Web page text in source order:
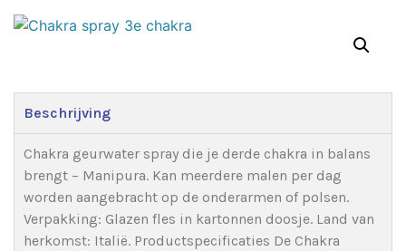
Beschrijving
Chakra geurwater spray die je derde chakra in balans
brengt – Manipura. Kan meerdere malen per dag
worden aangebracht op de onderarmen of polsen.
Verpakking: Glazen fles in kartonnen doosje. Land van
herkomst: Italië. Productspecificaties De Chakra